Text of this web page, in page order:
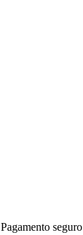
Pagamento seguro